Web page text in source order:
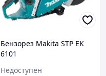
Бензорез Makita STP EK
6101
Недоступен